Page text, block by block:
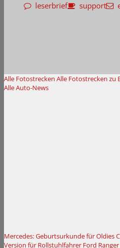
leserbrief support
Alle Fotostrecken Alle Fotostrecken zu
Alle Auto-News
Mercedes: Geburtsurkunde für Oldies
Version für Rollstuhlfahrer Ford